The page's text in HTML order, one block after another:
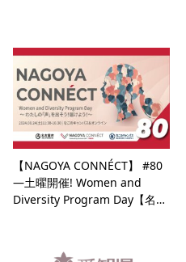
【NAGOYA CONNÉCT】 #80
—土曜開催! Women and
Diversity Program Day【名…